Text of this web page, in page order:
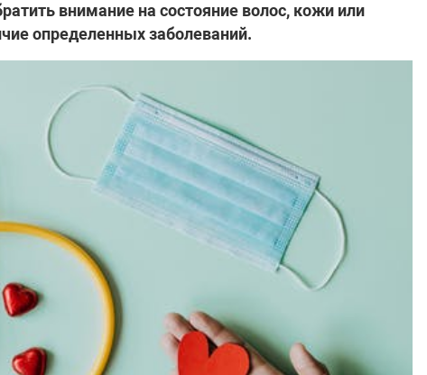
внимание на состояние волос, кожи или
определенных заболеваний.